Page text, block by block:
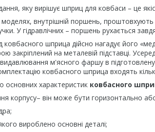
яку вирішує шприц для ковбаси – це
моделях, внутрішній поршень,
У гідравлічних – поршень рухається
ковбасного шприца дійсно нагадує його
закріплений на металевій підставці.
м'ясного фаршу в
ковбасного шприца входять
основних характеристик ковбасного
корпусу– він може бути горизонтально
вироблено основні деталі;